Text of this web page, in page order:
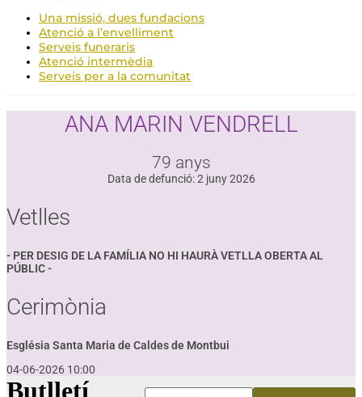
Una missió, dues fundacions
Atenció a l’envelliment
Serveis funeraris
Atenció intermèdia
Serveis per a la comunitat
ANA MARIN VENDRELL
79 anys
Data de defunció: 2 juny 2026
Vetlles
- PER DESIG DE LA FAMÍLIA NO HI HAURÀ VETLLA OBERTA AL
PÚBLIC -
Cerimònia
Església Santa Maria de Caldes de Montbui
04-06-2026 10:00
Butlletí